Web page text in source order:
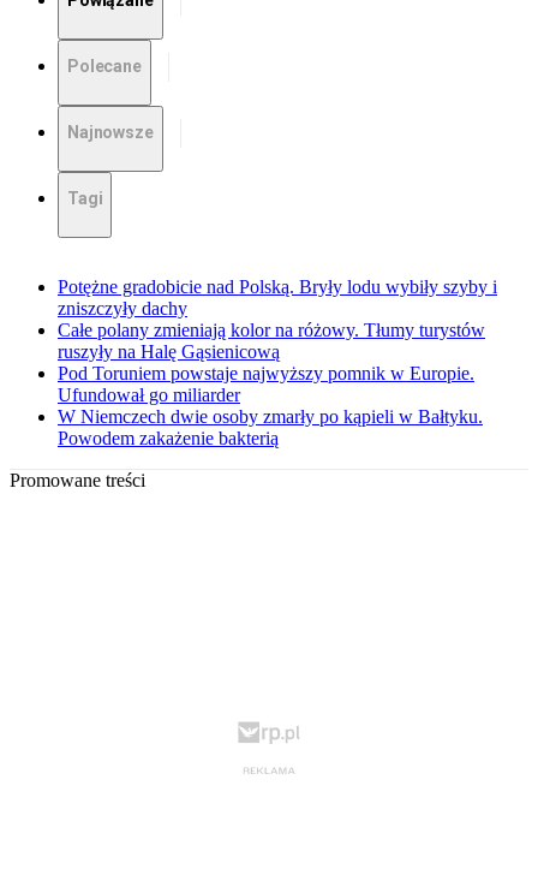
Polecane
Najnowsze
Tagi
Potężne gradobicie nad Polską. Bryły lodu wybiły szyby i
zniszczyły dachy
Całe polany zmieniają kolor na różowy. Tłumy turystów
ruszyły na Halę Gąsienicową
Pod Toruniem powstaje najwyższy pomnik w Europie.
Ufundował go miliarder
W Niemczech dwie osoby zmarły po kąpieli w Bałtyku.
Powodem zakażenie bakterią
Promowane treści